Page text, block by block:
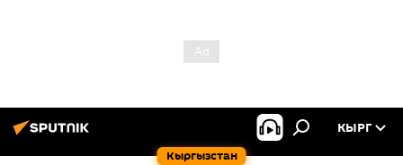
Кыргызстан
КЫРГ